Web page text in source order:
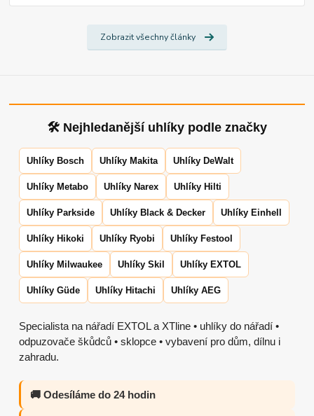
Zobrazit všechny články
🛠 Nejhledanější uhlíky podle značky
Uhlíky Bosch Uhlíky Makita Uhlíky DeWalt
Uhlíky Metabo Uhlíky Narex Uhlíky Hilti
Uhlíky Parkside Uhlíky Black & Decker Uhlíky Einhell
Uhlíky Hikoki Uhlíky Ryobi Uhlíky Festool
Uhlíky Milwaukee Uhlíky Skil Uhlíky EXTOL
Uhlíky Güde Uhlíky Hitachi Uhlíky AEG
Specialista na nářadí EXTOL a XTline • uhlíky do nářadí •
odpuzovače škůdců • sklopce • vybavení pro dům, dílnu i
zahradu.
🚚 Odesíláme do 24 hodin